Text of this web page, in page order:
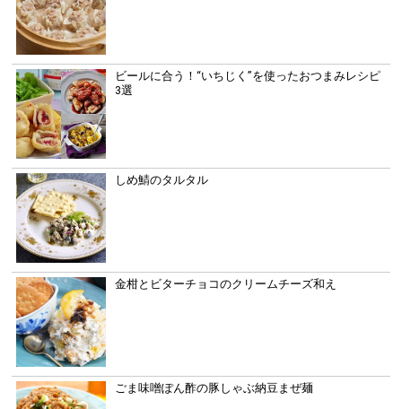
ビールに合う！“いちじく”を使ったおつまみレシピ
3選
しめ鯖のタルタル
金柑とビターチョコのクリームチーズ和え
ごま味噌ぽん酢の豚しゃぶ納豆まぜ麺